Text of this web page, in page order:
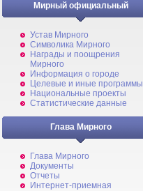
Мирный официальный
Устав Мирного
Символика Мирного
Награды и поощрения
Мирного
Информация о городе
Целевые и иные программы
Национальные проекты
Статистические данные
Глава Мирного
Глава Мирного
Документы
Отчеты
Интернет-приемная